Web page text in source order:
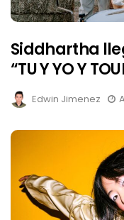
Siddhartha
“TU Y YO Y
Edwin Jimenez